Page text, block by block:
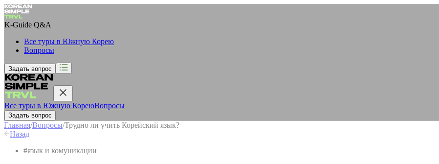
K-Guide Q&A
Все туры в Южную Корею
Вопросы
Задать вопрос
Все туры в Южную КореюВопросы
Задать вопрос
Главная/Вопросы/Трудно ли учить Корейский язык?
Назад
#язык и комуникации